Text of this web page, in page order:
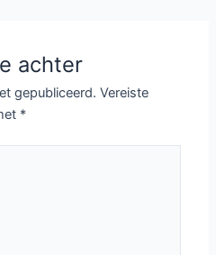
achter
gepubliceerd. Vereiste
*